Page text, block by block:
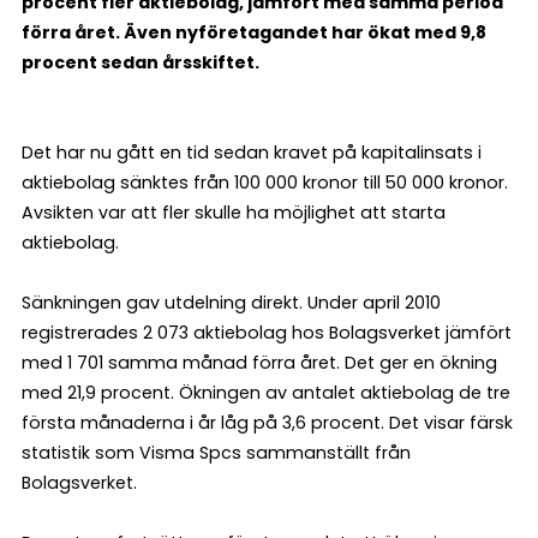
förra året. Även nyföretagandet har ökat med 9,8
procent sedan årsskiftet.
Det har nu gått en tid sedan kravet på kapitalinsats i
aktiebolag sänktes från 100 000 kronor till 50 000 kronor.
Avsikten var att fler skulle ha möjlighet att starta
aktiebolag.
Sänkningen gav utdelning direkt. Under april 2010
registrerades 2 073 aktiebolag hos Bolagsverket jämfört
med 1 701 samma månad förra året. Det ger en ökning
med 21,9 procent. Ökningen av antalet aktiebolag de tre
första månaderna i år låg på 3,6 procent. Det visar färsk
statistik som Visma Spcs sammanställt från
Bolagsverket.